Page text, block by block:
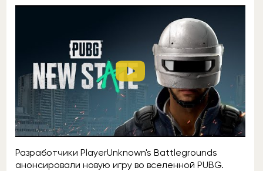
Разработчики PlayerUnknown's Battlegrounds
анонсировали новую игру во вселенной PUBG.